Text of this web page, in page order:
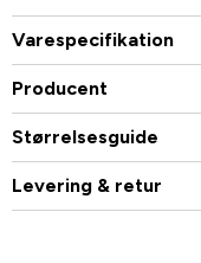
Varespecifikation
Producent
Størrelsesguide
Levering & retur